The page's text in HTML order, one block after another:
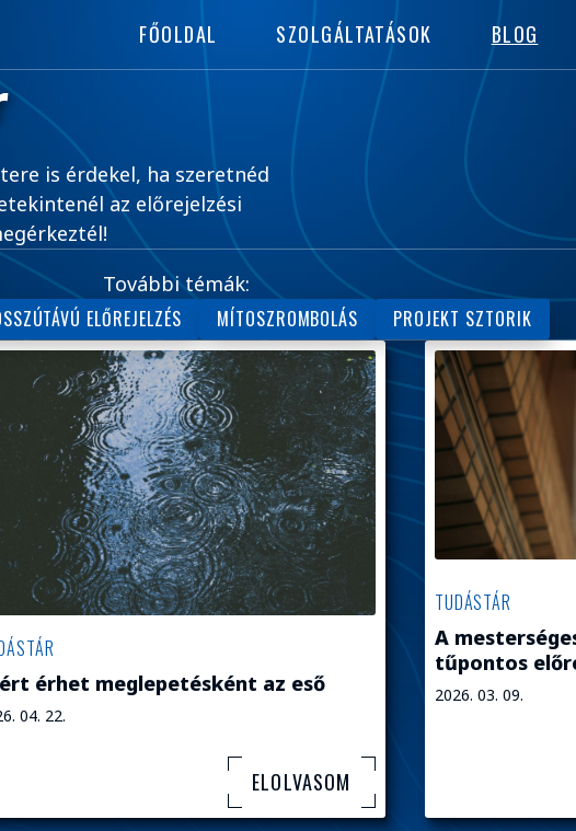
FŐOLDAL SZOLGÁLTATÁSOK BLOG
is érdekel, ha szeretnéd
az előrejelzési
További témák:
ELŐREJELZÉS MÍTOSZROMBOLÁS PROJEKT SZTORIK
érhet meglepetésként az eső
04. 22.
ELOLVASOM
TUDÁSTÁR
A
tűpontos
2026. 03. 09.